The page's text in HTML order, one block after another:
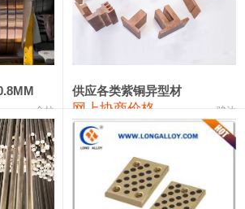
109,500
26,200—26,400 26,300 100
100
24,100—24,300 24,200
金拉
供应各类紫铜异型材
网上协商价格 骏达